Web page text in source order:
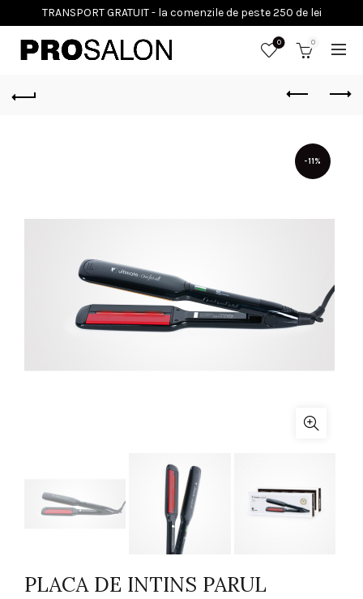
0 0
-11%
PLACA DE INTINS PARUL